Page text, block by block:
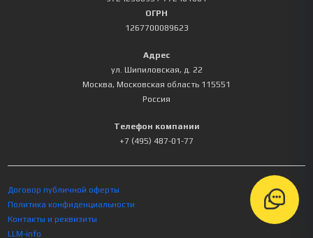
ОГРН
1267700089623
Адрес
ул. Шипиловская, д. 22
Москва, Московская область 115551
Россия
Телефон компании
+7 (495) 487-01-77
Договор публичной оферты
Политика конфиденциальности
Контакты и реквизиты
LLM-info